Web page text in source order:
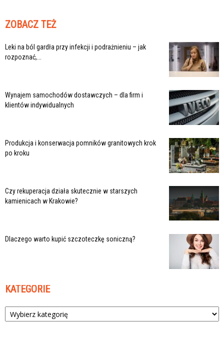
ZOBACZ TEŻ
Leki na ból gardła przy infekcji i podrażnieniu – jak
rozpoznać,...
Wynajem samochodów dostawczych – dla firm i
klientów indywidualnych
Produkcja i konserwacja pomników granitowych krok
po kroku
Czy rekuperacja działa skutecznie w starszych
kamienicach w Krakowie?
Dlaczego warto kupić szczoteczkę soniczną?
KATEGORIE
Kategorie